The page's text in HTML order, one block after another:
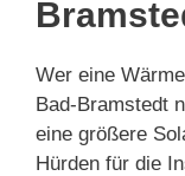
Wer eine
Bad-Bramstedt
eine größere
Hürden für die